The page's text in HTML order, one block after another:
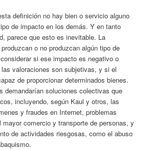
definición no hay bien o servicio alguno
de impacto en los demás. Y en tanto
parece que esto es inevitable. La
o no produzcan algún tipo de
si ese impacto es negativo o
valoraciones son subjetivas, y si el
de proporcionar determinados bienes.
demandarían soluciones colectivas que
incluyendo, según Kaul y otros, las
y fraudes en Internet, problemas
mayor comercio y transporte de personas, y
de actividades riesgosas, como el abuso